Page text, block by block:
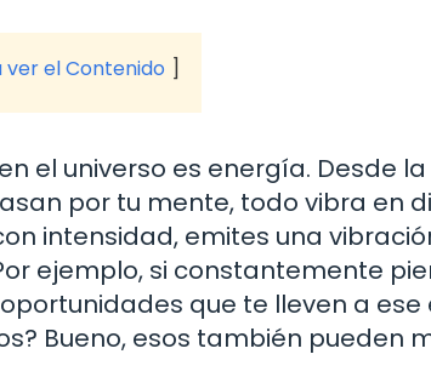
el Contenido
el universo es energía. Desde
por tu mente, todo vibra en
intensidad, emites una
ejemplo, si constantemente
que te lleven a ese
Bueno, esos también pueden